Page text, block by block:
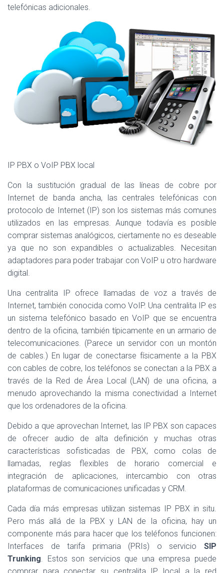
telefónicas adicionales.
IP PBX o VoIP PBX local
Con la sustitución gradual de las líneas de cobre por
Internet de banda ancha, las centrales telefónicas con
protocolo de Internet (IP) son los sistemas más comunes
utilizados en las empresas. Aunque todavía es posible
comprar sistemas analógicos, ciertamente no es deseable
ya que no son expandibles o actualizables. Necesitan
adaptadores para poder trabajar con VoIP u otro hardware
digital.
Una centralita IP ofrece llamadas de voz a través de
Internet, también conocida como VoIP. Una centralita IP es
un sistema telefónico basado en VoIP que se encuentra
dentro de la oficina, también típicamente en un armario de
telecomunicaciones. (Parece un servidor con un montón
de cables.) En lugar de conectarse físicamente a la PBX
con cables de cobre, los teléfonos se conectan a la PBX a
través de la Red de Área Local (LAN) de una oficina, a
menudo aprovechando la misma conectividad a Internet
que los ordenadores de la oficina.
Debido a que aprovechan Internet, las IP PBX son capaces
de ofrecer audio de alta definición y muchas otras
características sofisticadas de PBX, como colas de
llamadas, reglas flexibles de horario comercial e
integración de aplicaciones, intercambio con otras
plataformas de comunicaciones unificadas y CRM.
Cada día más empresas utilizan sistemas IP PBX in situ.
Pero más allá de la PBX y LAN de la oficina, hay un
componente más para hacer que los teléfonos funcionen:
Interfaces de tarifa primaria (PRIs) o servicio SIP
Trunking. Estos son servicios que una empresa puede